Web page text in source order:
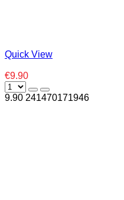
Quick View
€9.90
9.90 241470171946